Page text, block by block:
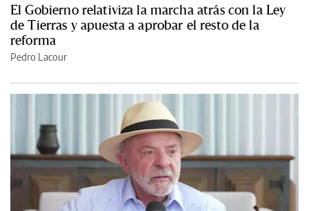
El Gobierno relativiza la marcha atrás con la Ley
de Tierras y apuesta a aprobar el resto de la
reforma
Pedro Lacour